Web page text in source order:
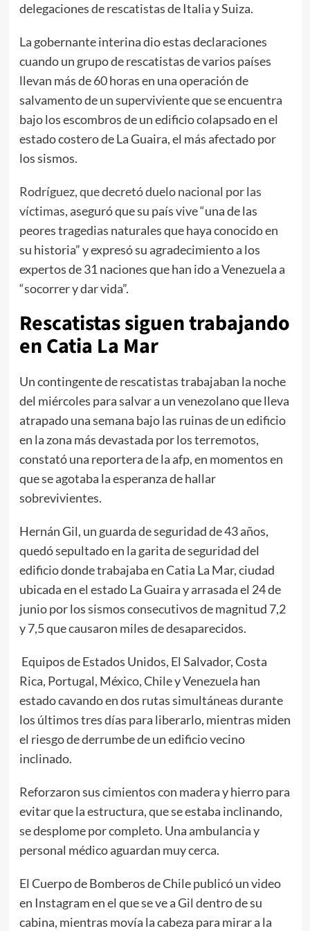
delegaciones de rescatistas de Italia y Suiza.
La gobernante interina dio estas declaraciones
cuando un grupo de rescatistas de varios países
llevan más de 60 horas en una operación de
salvamento de un superviviente que se encuentra
bajo los escombros de un edificio colapsado en el
estado costero de La Guaira, el más afectado por
los sismos.
Rodríguez, que decretó duelo nacional por las
víctimas, aseguró que su país vive “una de las
peores tragedias naturales que haya conocido en
su historia” y expresó su agradecimiento a los
expertos de 31 naciones que han ido a Venezuela a
“socorrer y dar vida”.
Rescatistas siguen trabajando
en Catia La Mar
Un contingente de rescatistas trabajaban la noche
del miércoles para salvar a un venezolano que lleva
atrapado una semana bajo las ruinas de un edificio
en la zona más devastada por los terremotos,
constató una reportera de la afp, en momentos en
que se agotaba la esperanza de hallar
sobrevivientes.
Hernán Gil, un guarda de seguridad de 43 años,
quedó sepultado en la garita de seguridad del
edificio donde trabajaba en Catia La Mar, ciudad
ubicada en el estado La Guaira y arrasada el 24 de
junio por los sismos consecutivos de magnitud 7,2
y 7,5 que causaron miles de desaparecidos.
Equipos de Estados Unidos, El Salvador, Costa
Rica, Portugal, México, Chile y Venezuela han
estado cavando en dos rutas simultáneas durante
los últimos tres días para liberarlo, mientras miden
el riesgo de derrumbe de un edificio vecino
inclinado.
Reforzaron sus cimientos con madera y hierro para
evitar que la estructura, que se estaba inclinando,
se desplome por completo. Una ambulancia y
personal médico aguardan muy cerca.
El Cuerpo de Bomberos de Chile publicó un video
en Instagram en el que se ve a Gil dentro de su
cabina, mientras movía la cabeza para mirar a la